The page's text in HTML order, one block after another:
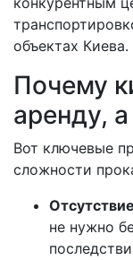
объектах Киева.
Почему
аренду,
Вот ключевые
сложности
не нужно